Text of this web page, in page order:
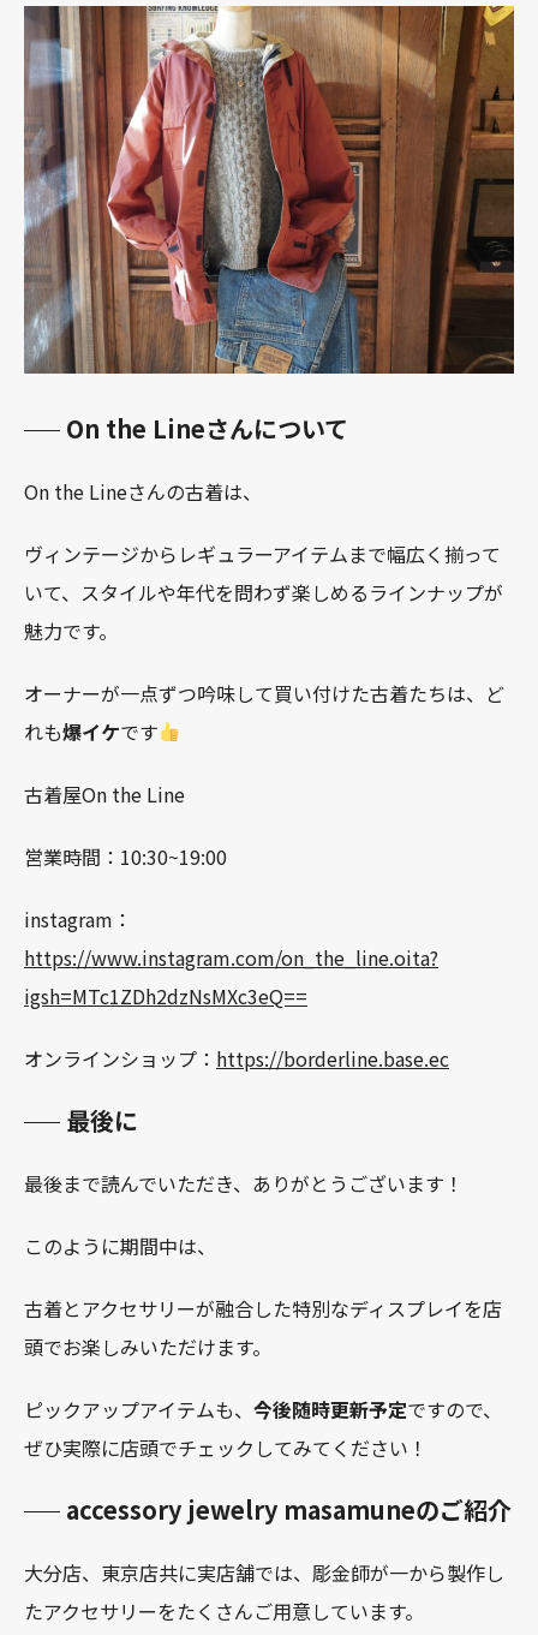
On the Lineさんについて
On the Lineさんの古着は、
ヴィンテージからレギュラーアイテムまで幅広く揃って
いて、スタイルや年代を問わず楽しめるラインナップが
魅力です。
オーナーが一点ずつ吟味して買い付けた古着たちは、ど
れも爆イケです
古着屋On the Line
営業時間：10:30~19:00
instagram：
https://www.instagram.com/on_the_line.oita?
igsh=MTc1ZDh2dzNsMXc3eQ==
オンラインショップ： https://borderline.base.ec
最後に
最後まで読んでいただき、ありがとうございます！
このように期間中は、
古着とアクセサリーが融合した特別なディスプレイを店
頭でお楽しみいただけます。
ピックアップアイテムも、 今後随時更新予定ですので、
ぜひ実際に店頭でチェックしてみてください！
accessory jewelry masamuneのご紹介
大分店、東京店共に実店舗では、彫金師が一から製作し
たアクセサリーをたくさんご用意しています。